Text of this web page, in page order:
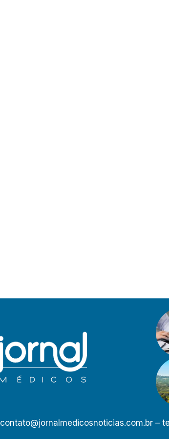
contato@jornalmedicosnoticias.com.br–